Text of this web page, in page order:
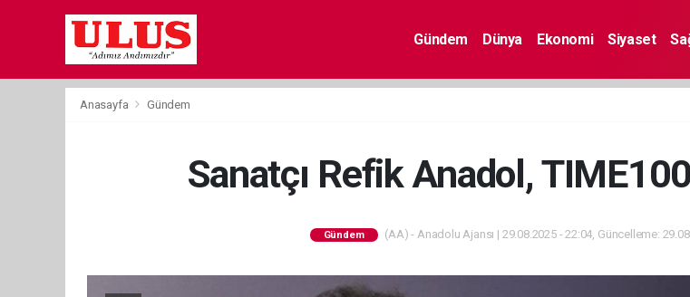
Gündem Dünya Ekonomi Siyaset
Anasayfa Gündem
Sanatçı Refik Anadol,
Gündem (AA) - Anadolu Ajansı | 29.08.2025 - 22:04, Güncelleme: